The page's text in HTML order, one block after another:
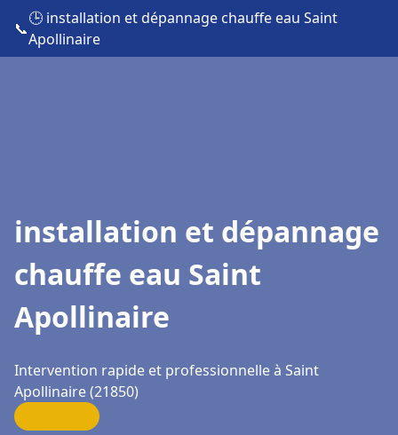
📞
🕒 installation et dépannage chauffe eau Saint
Apollinaire
installation et dépannage
chauffe eau Saint
Apollinaire
Intervention rapide et professionnelle à Saint
Apollinaire (21850)